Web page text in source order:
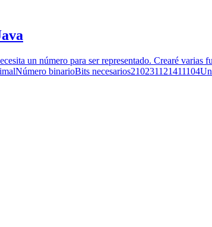
un número para ser representado. Crearé varias
binarioBits